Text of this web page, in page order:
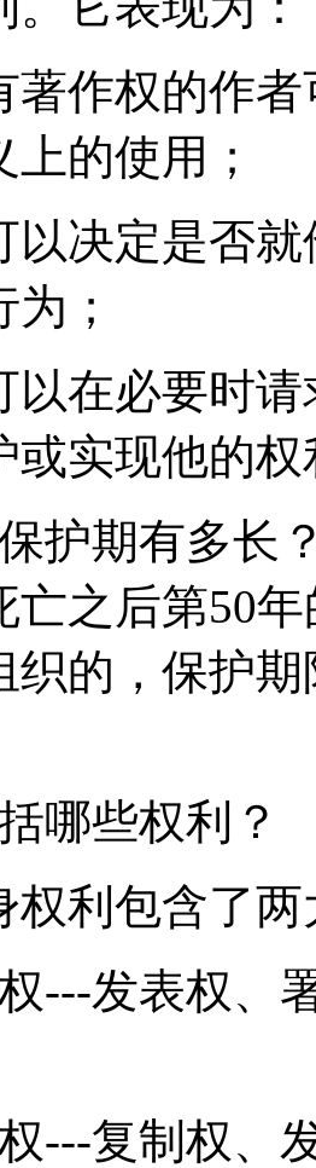
著作权的作
的使用；
以决定是否
；
以在必要时
或实现他的权
护期有多长
亡之后第50
织的，保护
哪些权利？
权利包含了两
权---发表权
权---复制权